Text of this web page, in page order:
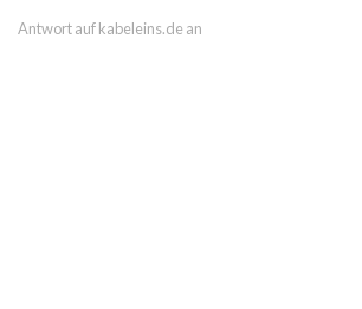
Antwort auf kabeleins.de an